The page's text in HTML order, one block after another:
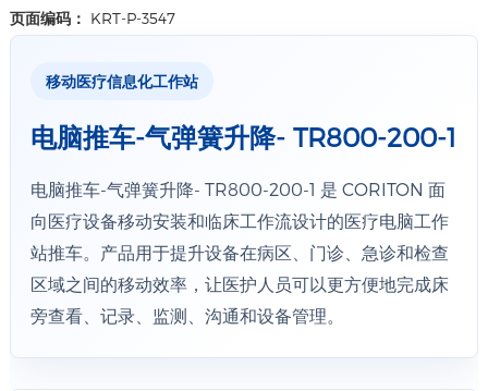
页面编码： KRT-P-3547
移动医疗信息化工作站
电脑推车-气弹簧升降- TR800-200-1
电脑推车-气弹簧升降- TR800-200-1 是 CORITON 面
向医疗设备移动安装和临床工作流设计的医疗电脑工作
站推车。产品用于提升设备在病区、门诊、急诊和检查
区域之间的移动效率，让医护人员可以更方便地完成床
旁查看、记录、监测、沟通和设备管理。